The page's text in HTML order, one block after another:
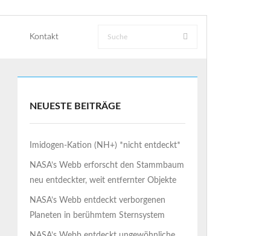
Kontakt
NEUESTE BEITRÄGE
Imidogen-Kation (NH+) *nicht entdeckt*
NASA’s Webb erforscht den Stammbaum
neu entdeckter, weit entfernter Objekte
NASA’s Webb entdeckt verborgenen
Planeten in berühmtem Sternsystem